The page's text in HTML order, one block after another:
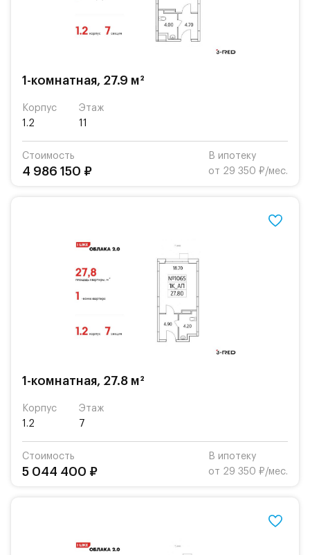
1-комнатная, 27.9 м²
Корпус
1.2
Этаж
11
Стоимость
4 986 150 ₽
В ипотеку
от 29 350 ₽/мес.
1-комнатная, 27.8 м²
Корпус
1.2
Этаж
7
Стоимость
5 044 400 ₽
В ипотеку
от 29 350 ₽/мес.